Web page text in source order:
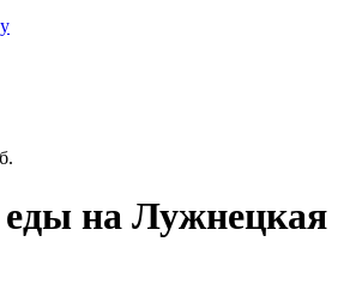
еды на Лужнецкая